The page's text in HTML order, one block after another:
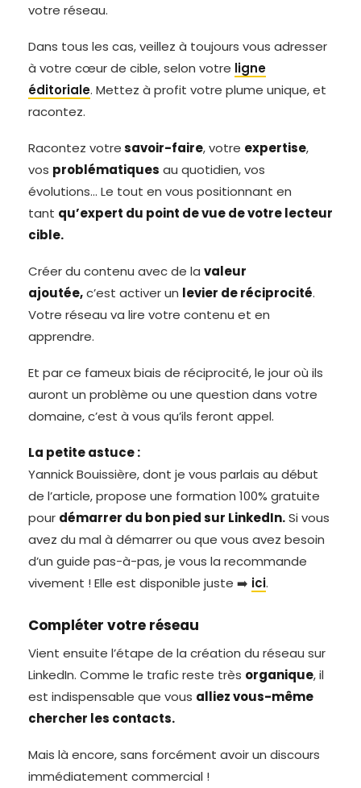
votre réseau.
Dans tous les cas, veillez à toujours vous adresser
à votre cœur de cible, selon votre ligne
éditoriale. Mettez à profit votre plume unique, et
racontez.
Racontez votresavoir-faire, votre expertise,
vos problématiques au quotidien, vos
évolutions… Le tout en vous positionnant en
tant qu’expert du point de vue de votre lecteur
cible.
Créer du contenu avec de la valeur
ajoutée,c’est activer un levier de réciprocité.
Votre réseau va lire votre contenu et en
apprendre.
Et par ce fameux biais de réciprocité, le jour où ils
auront un problème ou une question dans votre
domaine, c’est à vous qu’ils feront appel.
La petite astuce :
Yannick Bouissière, dont je vous parlais au début
de l’article, propose une formation 100% gratuite
pour démarrer du bon pied sur LinkedIn.Si vous
avez du mal à démarrer ou que vous avez besoin
d’un guide pas-à-pas, je vous la recommande
vivement ! Elle est disponible juste ➡️ ici.
Compléter votre réseau
Vient ensuite l’étape de la création du réseau sur
LinkedIn. Comme le trafic reste très organique, il
est indispensable que vous alliez vous-même
chercher les contacts.
Mais là encore, sans forcément avoir un discours
immédiatement commercial !